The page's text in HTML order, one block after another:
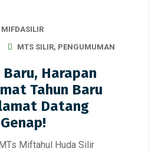
MIFDASILIR
MTS SILIR, PENGUMUMAN
Harapan
Tahun Baru
Datang
Miftahul Huda Silir